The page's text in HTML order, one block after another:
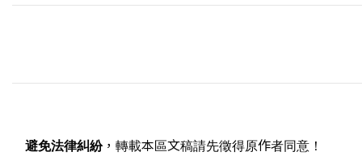
避免法律糾紛，轉載本區文稿請先徵得原作者同意！